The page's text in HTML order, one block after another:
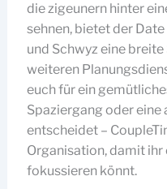
die zigeunern hinter
sehnen, bietet der
und Schwyz eine
weiteren
euch für ein
Spaziergang oder
entscheidet –
Organisation, damit
fokussieren könnt.